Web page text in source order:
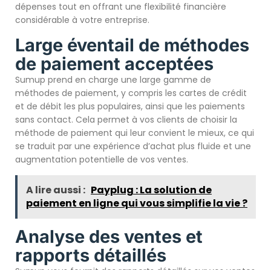
dépenses tout en offrant une flexibilité financière
considérable à votre entreprise.
Large éventail de méthodes
de paiement acceptées
Sumup prend en charge une large gamme de
méthodes de paiement, y compris les cartes de crédit
et de débit les plus populaires, ainsi que les paiements
sans contact. Cela permet à vos clients de choisir la
méthode de paiement qui leur convient le mieux, ce qui
se traduit par une expérience d’achat plus fluide et une
augmentation potentielle de vos ventes.
A lire aussi : Payplug : La solution de
paiement en ligne qui vous simplifie la vie ?
Analyse des ventes et
rapports détaillés